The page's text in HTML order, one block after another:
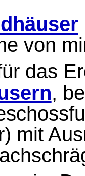
von
das
,
mit